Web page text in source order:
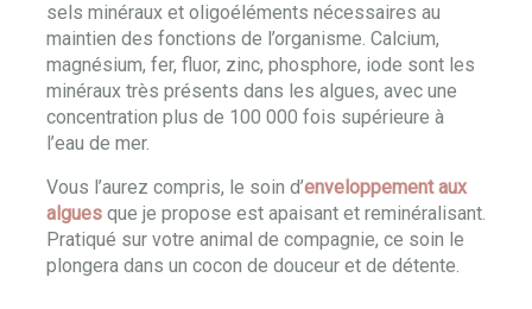
sels minéraux et oligoéléments nécessaires au
maintien des fonctions de l’organisme. Calcium,
magnésium, fer, fluor, zinc, phosphore, iode sont les
minéraux très présents dans les algues, avec une
concentration plus de 100 000 fois supérieure à
l’eau de mer.
Vous l’aurez compris, le soin d’enveloppement aux
algues que je propose est apaisant et reminéralisant.
Pratiqué sur votre animal de compagnie, ce soin le
plongera dans un cocon de douceur et de détente.